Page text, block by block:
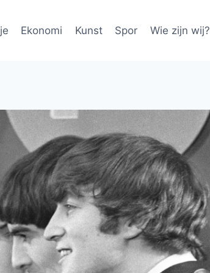
Ekonomi Kunst Spor Wie zijn wij?